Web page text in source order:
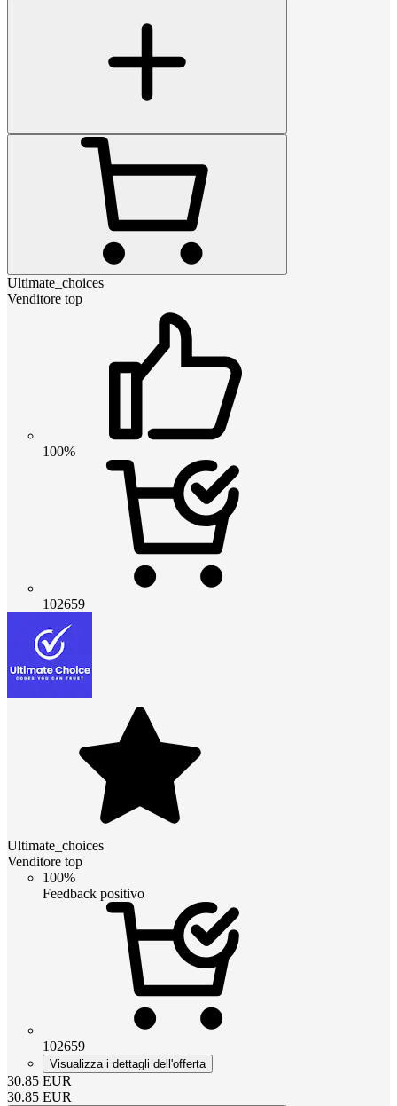
Ultimate_choices
Venditore top
100%
102659
Ultimate_choices
Venditore top
100%
Feedback positivo
102659
Visualizza i dettagli dell'offerta
30.85 EUR
30.85 EUR